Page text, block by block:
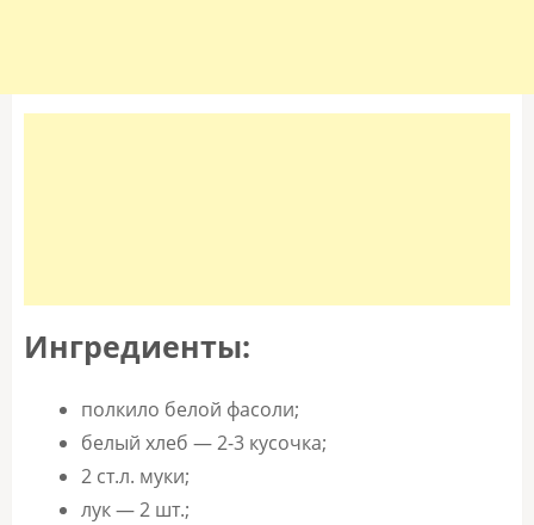
Ингредиенты:
полкило белой фасоли;
белый хлеб — 2-3 кусочка;
2 ст.л. муки;
лук — 2 шт.;